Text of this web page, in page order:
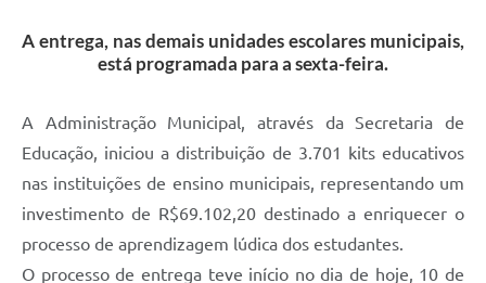
NFSE
A entrega, nas demais unidades escolares municipais,
está programada para a sexta-feira.
A Administração Municipal, através da Secretaria de
Educação, iniciou a distribuição de 3.701 kits educativos
nas instituições de ensino municipais, representando um
investimento de R$69.102,20 destinado a enriquecer o
processo de aprendizagem lúdica dos estudantes.
O processo de entrega teve início no dia de hoje, 10 de